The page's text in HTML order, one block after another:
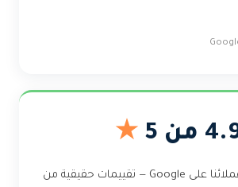
من 5 ★
متوسط تقييم عملائنا على Google — تقييمات حقيقية من